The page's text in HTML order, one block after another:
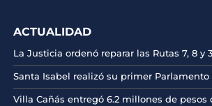
ACTUALIDAD
La Justicia ordenó reparar las Rutas 7, 8 y
Santa Isabel realizó su primer Parlamento
Villa Cañás entregó 6.2 millones de pesos